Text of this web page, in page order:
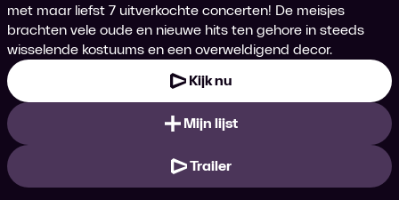
met maar liefst 7 uitverkochte concerten! De meisjes
brachten vele oude en nieuwe hits ten gehore in steeds
wisselende kostuums en een overweldigend decor.
Kijk nu
Mijn lijst
Trailer